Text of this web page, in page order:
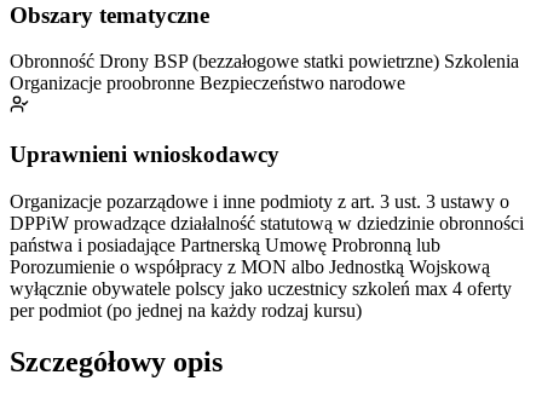
Obszary tematyczne
Obronność Drony BSP (bezzałogowe statki powietrzne) Szkolenia
Organizacje proobronne Bezpieczeństwo narodowe
Uprawnieni wnioskodawcy
Organizacje pozarządowe i inne podmioty z art. 3 ust. 3 ustawy o
DPPiW prowadzące działalność statutową w dziedzinie obronności
państwa i posiadające Partnerską Umowę Probronną lub
Porozumienie o współpracy z MON albo Jednostką Wojskową
wyłącznie obywatele polscy jako uczestnicy szkoleń max 4 oferty
per podmiot (po jednej na każdy rodzaj kursu)
Szczegółowy opis